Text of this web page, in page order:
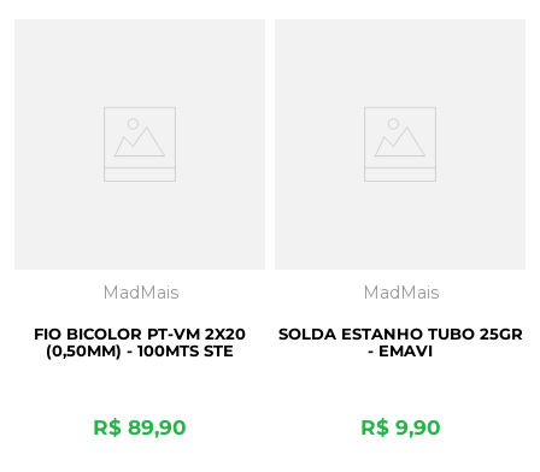
MadMais
FIO BICOLOR PT-VM 2X20
(0,50MM) - 100MTS STE
R$ 89,90
MadMais
SOLDA ESTANHO TUBO 25GR
- EMAVI
R$ 9,90